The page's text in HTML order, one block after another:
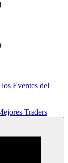
Eventos del
Traders